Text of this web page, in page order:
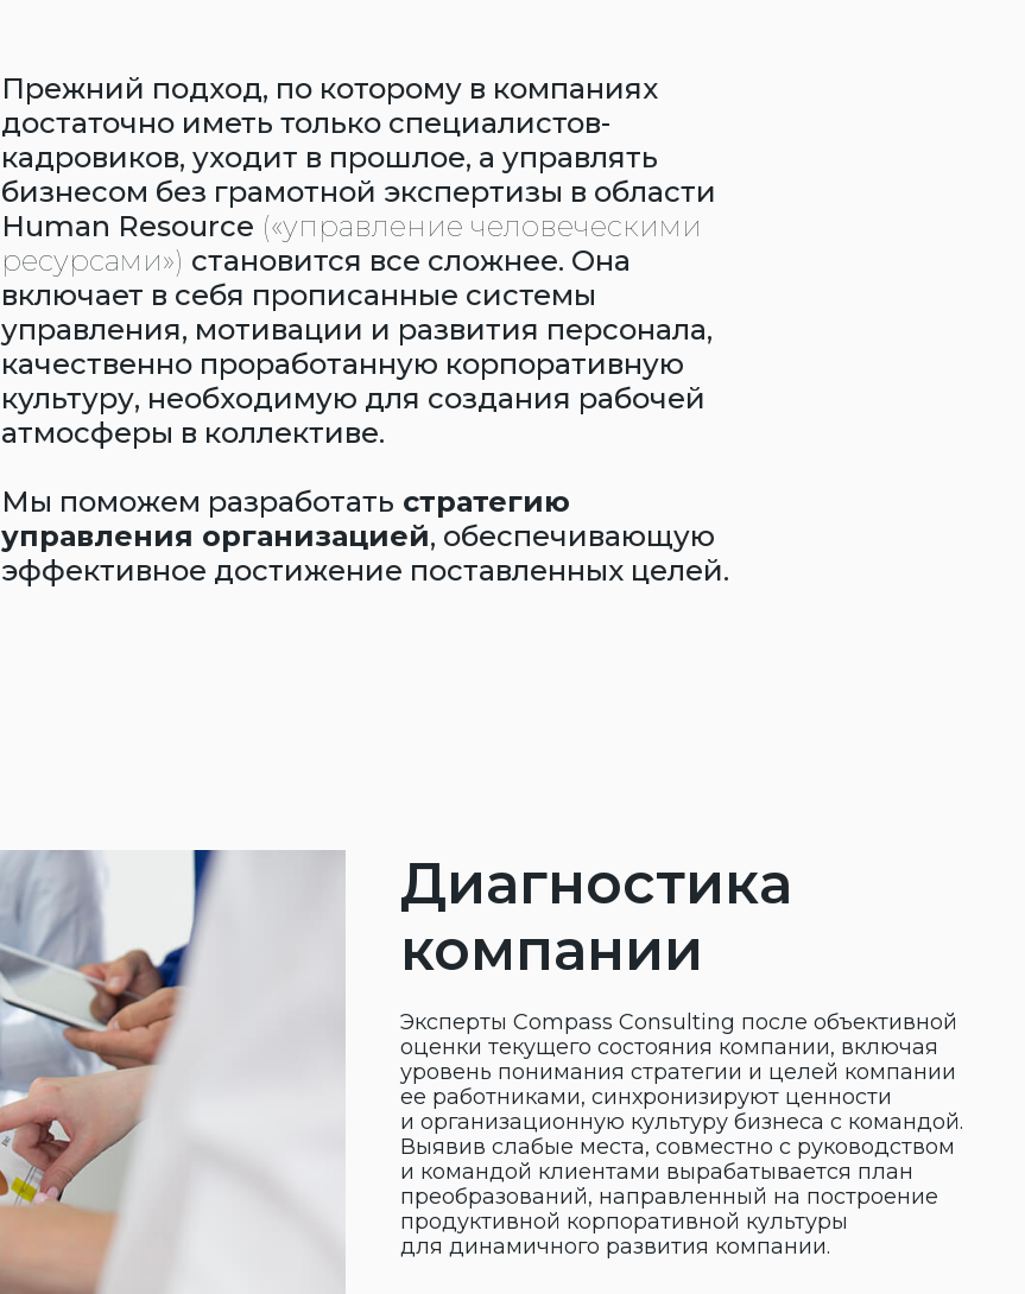
Прежний подход, по которому в компаниях
достаточно иметь только специалистов-
кадровиков, уходит в прошлое, а управлять
бизнесом без грамотной экспертизы в области
Human Resource («управление человеческими
ресурсами») становится все сложнее. Она
включает в себя прописанные системы
управления, мотивации и развития персонала,
качественно проработанную корпоративную
культуру, необходимую для создания рабочей
атмосферы в коллективе.
Мы поможем разработать стратегию
управления организацией, обеспечивающую
эффективное достижение поставленных целей.
оценки текущего состояния компании, включая
уровень понимания стратегии и целей компании
ее работниками, синхронизируют ценности
Выявив слабые места, совместно с руководством
и командой клиентами вырабатывается план
продуктивной корпоративной культуры
для динамичного развития компании.